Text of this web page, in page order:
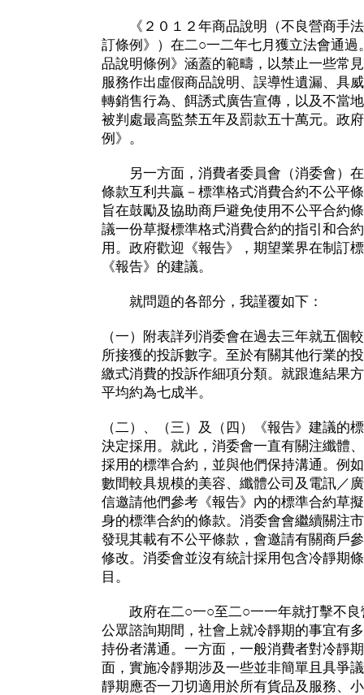
《２０１２年商品說明（不良營商手法
訂條例》）在二○一二年七月獲立法會通
品說明條例》涵蓋的範疇，以禁止一些常
服務作出虛假商品說明、誤導性遺漏、具
轉銷售行為、餌誘式廣告宣傳，以及不當
被判處最高監禁五年及罰款五十萬元。政
例》。
另一方面，消費者委員會（消委會）在
條款互利共贏－標準格式消費合約不公平
旨在鼓勵及協助商戶避免使用不公平合約
議一份草擬標準格式消費合約的指引和合
用。政府歡迎《報告》，期望業界在制訂
《報告》的建議。
就問題的各部分，我謹覆如下：
（一）附表詳列消委會在過去三年就五個
所接獲的投訴數字。至於有關其他行業的
繳式消費的投訴作細項分類。就跟進結果
平均約為七成半。
（二）、（三）及（四）《報告》建議的
決定採用。就此，消委會一直有關注纖體
採用的標準合約，並與他們保持溝通。例
數間較具規模的美容、纖體公司及電訊／
信邀請他們參考《報告》內的標準合約草
身的標準合約的條款。消委會會繼續關注
發現其載有不公平條款，會邀請有關商戶
修改。消委會並沒有統計採用包含冷靜期
目。
政府在二○一○至二○一一年就打擊不良
公眾諮詢期間，社會上就冷靜期的事宜有
持份者溝通。一方面，一般消費者對冷靜
面，實施冷靜期涉及一些並非簡單且具爭
靜期應否一刀切適用於所有貨品及服務、